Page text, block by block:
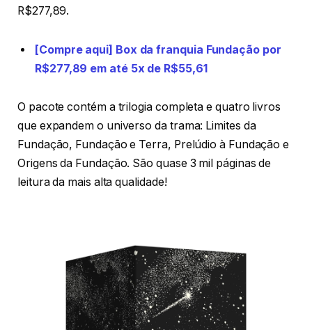
R$277,89.
[Compre aqui] Box da franquia Fundação por
R$277,89 em até 5x de R$55,61
O pacote contém a trilogia completa e quatro livros
que expandem o universo da trama: Limites da
Fundação, Fundação e Terra, Prelúdio à Fundação e
Origens da Fundação. São quase 3 mil páginas de
leitura da mais alta qualidade!